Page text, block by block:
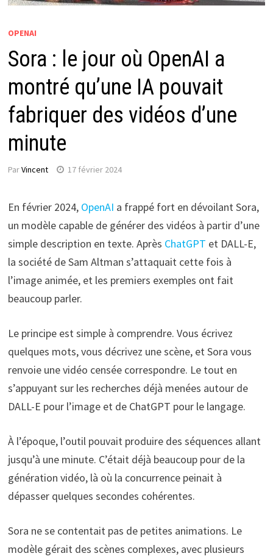
OPENAI
Sora : le jour où OpenAI a
montré qu’une IA pouvait
fabriquer des vidéos d’une
minute
ParVincent 17 février 2024
En février 2024, OpenAI a frappé fort en dévoilant Sora,
un modèle capable de générer des vidéos à partir d’une
simple description en texte. Après ChatGPT et DALL-E,
la société de Sam Altman s’attaquait cette fois à
l’image animée, et les premiers exemples ont fait
beaucoup parler.
Le principe est simple à comprendre. Vous écrivez
quelques mots, vous décrivez une scène, et Sora vous
renvoie une vidéo censée correspondre. Le tout en
s’appuyant sur les recherches déjà menées autour de
DALL-E pour l’image et de ChatGPT pour le langage.
À l’époque, l’outil pouvait produire des séquences allant
jusqu’à une minute. C’était déjà beaucoup pour de la
génération vidéo, là où la concurrence peinait à
dépasser quelques secondes cohérentes.
Sora ne se contentait pas de petites animations. Le
modèle gérait des scènes complexes, avec plusieurs